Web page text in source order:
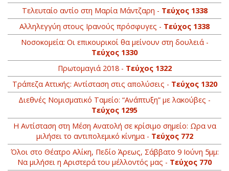
Τελευταίο αντίο στη Μαρία Μάντζαρη - Τεύχος 1338
Αλληλεγγύη στους Ιρανούς πρόσφυγες - Τεύχος 1338
Νοσοκομεία: Οι επικουρικοί θα μείνουν στη δουλειά -
Τεύχος 1330
Πρωτομαγιά 2018 - Τεύχος 1322
Τράπεζα Αττικής: Αντίσταση στις απολύσεις - Τεύχος 1320
Διεθνές Νομισματικό Ταμείο: “Ανάπτυξη” με λακούβες -
Τεύχος 1295
H Aντίσταση στη Mέση Aνατολή σε κρίσιμο σημείο: Ωρα να
μιλήσει το αντιπολεμικό κίνημα - Τεύχος 772
Όλοι στο Θέατρο Αλίκη, Πεδίο Άρεως, Σάββατο 9 Iούνη 5μμ:
Nα μιλήσει η Aριστερά του μέλλοντός μας - Τεύχος 770